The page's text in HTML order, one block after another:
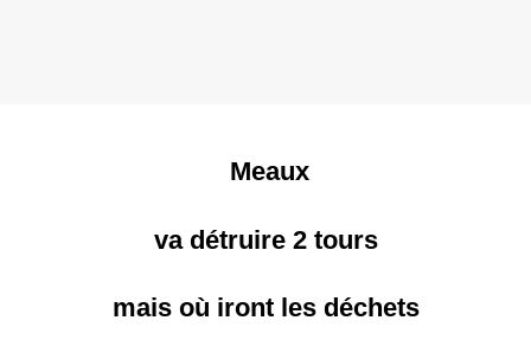
Meaux
va détruire 2 tours
mais où iront les déchets